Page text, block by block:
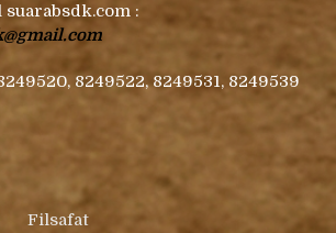
:
8249522, 8249531, 8249539
Filsafat